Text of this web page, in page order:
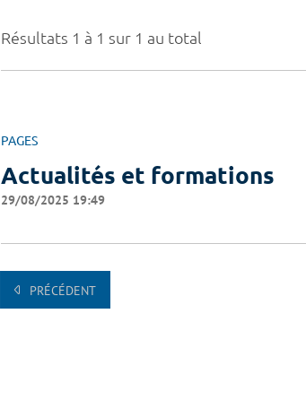
Résultats 1 à 1 sur 1 au total
PAGES
Actualités et formations
29/08/2025 19:49
PRÉCÉDENT